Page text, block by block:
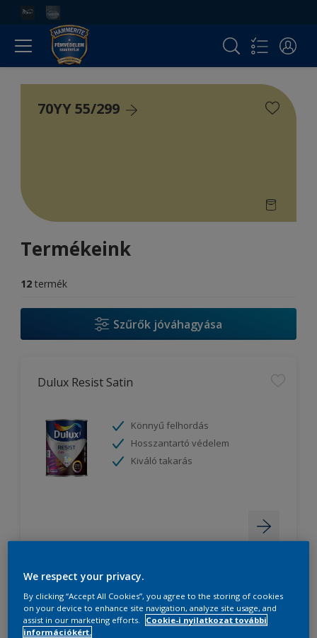
70YY 55/299
Termékeink
12 termék
Szűrők jóváhagyása
Dulux Resist Satin
Könnyű felhordás
Hosszantartó védelem
Kiváló takarás
Dulux PROFESSIONAL Vinyl Matt
We respect your privacy.
By clicking “Accept All Cookies”, you agree to the storing of cookies
on your device to enhance site navigation, analyze site usage, and
assist in our marketing efforts.
Cookie-i nyilatkozat további
információkért.